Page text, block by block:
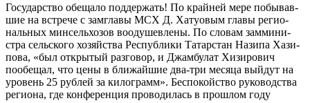
Госу­дар­ство обе­ща­ло под­дер­жать! По край­ней мере побы­вав­
шие на встре­че с замгла­вы МСХ Д. Хату­овым гла­вы реги­о­
наль­ных мин­сель­хоз­ов вооду­шев­ле­ны. По сло­вам зам­ми­ни­
стра сель­ско­го хозяй­ства Рес­пуб­ли­ки Татар­стан Нази­па Хази­
по­ва, «был откры­тый раз­го­вор, и Джам­бу­лат Хизи­ро­вич
пообе­щал, что цены в бли­жай­шие два-три меся­ца вый­дут на
уро­вень 25 руб­лей за кило­грамм». Бес­по­кой­ство руко­вод­ства
реги­о­на, где кон­фе­рен­ция про­во­ди­лась в про­шлом году